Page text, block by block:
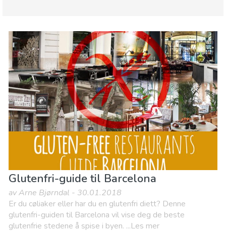
Barn og familie
Handle
Hvor kan man bo
Lokale arrangementer
Mat & Restauranter
Museum & Kunst
Natteliv og barer
Natur og friluftsliv
Glutenfri-guide til Barcelona
av Arne Bjørndal - 30.01.2018
Er du cøliaker eller har du en glutenfri diett? Denne
glutenfri-guiden til Barcelona vil vise deg de beste
glutenfrie stedene å spise i byen. ...Les mer